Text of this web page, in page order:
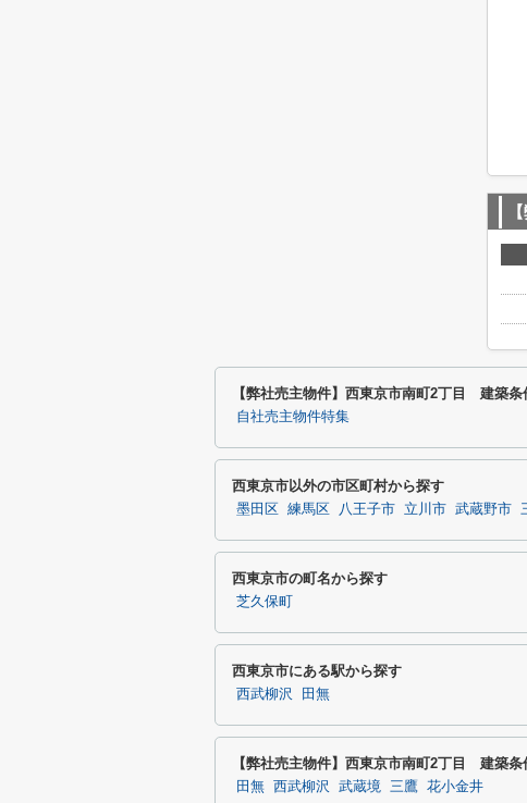
【弊社売主物件】西東京市南町2丁目 建築
自社売主物件特集
西東京市以外の市区町村から探す
墨田区 練馬区 八王子市 立川市 武蔵野市
西東京市の町名から探す
芝久保町
西東京市にある駅から探す
西武柳沢 田無
【弊社売主物件】西東京市南町2丁目 建築
田無 西武柳沢 武蔵境 三鷹 花小金井